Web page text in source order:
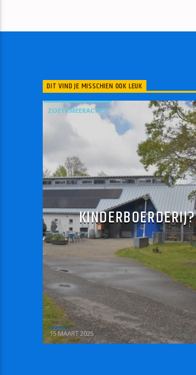
DIT VIND JE MISSCHIEN OOK LEUK
ZOETRMEERACTIEF
KINDERBOERDERIJ?
admin
15 MAART 2025